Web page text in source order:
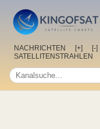
NACHRICHTEN [+] [-]
SATELLITENSTRAHLEN